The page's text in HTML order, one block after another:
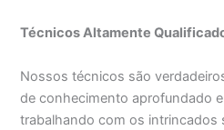
Técnicos Altamente
Nossos técnicos são
de conhecimento aprofundado
trabalhando com os intrincados